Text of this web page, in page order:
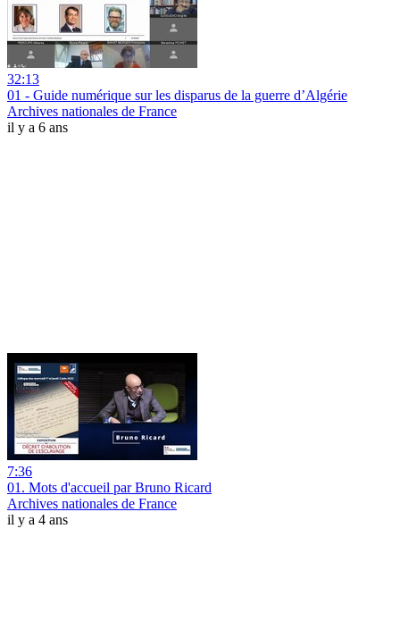
32:13
01 - Guide numérique sur les disparus de la guerre d’Algérie
Archives nationales de France
il y a 6 ans
7:36
01. Mots d'accueil par Bruno Ricard
Archives nationales de France
il y a 4 ans